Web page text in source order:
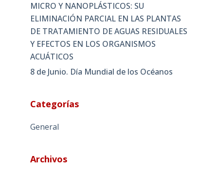
MICRO Y NANOPLÁSTICOS: SU
ELIMINACIÓN PARCIAL EN LAS PLANTAS
DE TRATAMIENTO DE AGUAS RESIDUALES
Y EFECTOS EN LOS ORGANISMOS
ACUÁTICOS
8 de Junio. Día Mundial de los Océanos
Categorías
General
Archivos